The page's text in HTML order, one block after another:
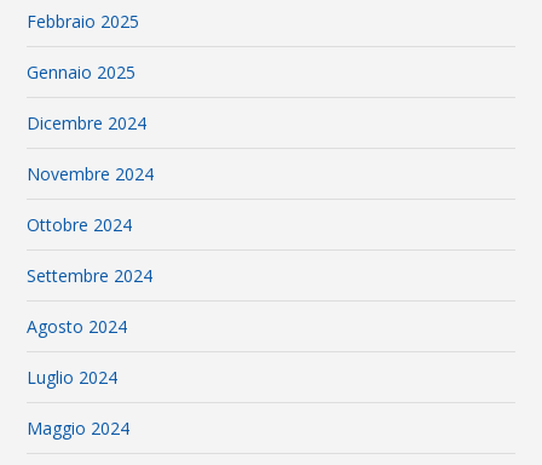
Febbraio 2025
Gennaio 2025
Dicembre 2024
Novembre 2024
Ottobre 2024
Settembre 2024
Agosto 2024
Luglio 2024
Maggio 2024